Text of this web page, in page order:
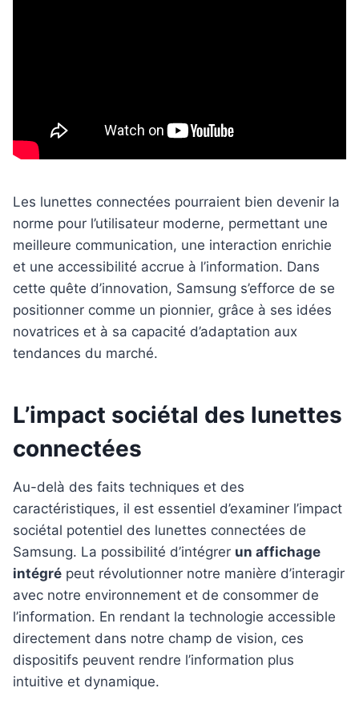
Les lunettes connectées pourraient bien devenir la
norme pour l’utilisateur moderne, permettant une
meilleure communication, une interaction enrichie
et une accessibilité accrue à l’information. Dans
cette quête d’innovation, Samsung s’efforce de se
positionner comme un pionnier, grâce à ses idées
novatrices et à sa capacité d’adaptation aux
tendances du marché.
L’impact sociétal des lunettes
connectées
Au-delà des faits techniques et des
caractéristiques, il est essentiel d’examiner l’impact
sociétal potentiel des lunettes connectées de
Samsung. La possibilité d’intégrer un affichage
intégré peut révolutionner notre manière d’interagir
avec notre environnement et de consommer de
l’information. En rendant la technologie accessible
directement dans notre champ de vision, ces
dispositifs peuvent rendre l’information plus
intuitive et dynamique.